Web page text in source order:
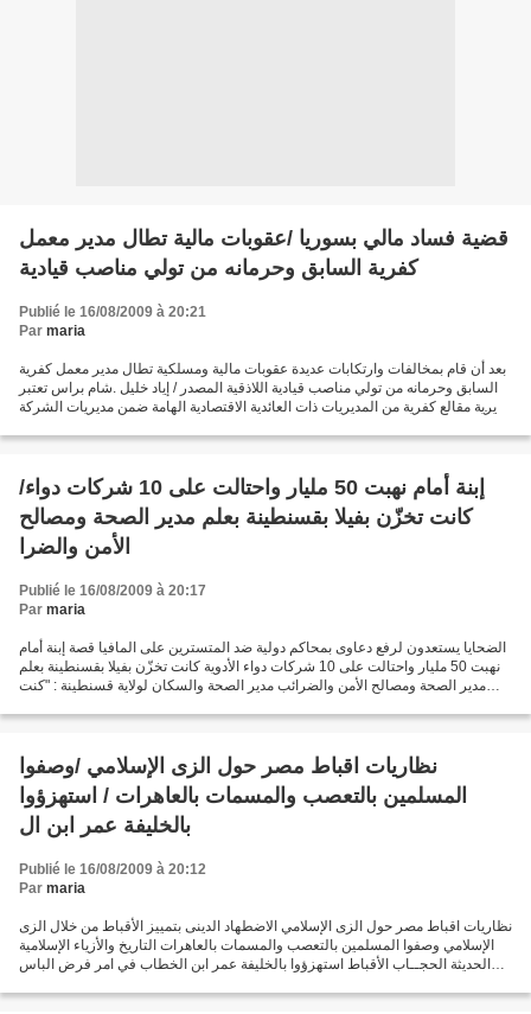
قضية فساد مالي بسوريا /عقوبات مالية تطال مدير معمل
كفرية السابق وحرمانه من تولي مناصب قيادية
Publié le 16/08/2009 à 20:21
Par maria
بعد أن قام بمخالفات وارتكابات عديدة عقوبات مالية ومسلكية تطال مدير معمل كفرية
السابق وحرمانه من تولي مناصب قيادية اللاذقية المصدر / إياد خليل .شام براس تعتبر
مديرية مقالع كفرية من المديريات ذات العائدية الاقتصادية الهامة ضمن مديريات الشركة
إبنة أمام نهبت 50 مليار واحتالت على 10 شركات دواء/
كانت تخزّن بفيلا بقسنطينة بعلم مدير الصحة ومصالح
الأمن والضرا
Publié le 16/08/2009 à 20:17
Par maria
الضحايا يستعدون لرفع دعاوى بمحاكم دولية ضد المتسترين على المافيا قصة إبنة أمام
نهبت 50 مليار واحتالت على 10 شركات دواء الأدوية كانت تخزّن بفيلا بقسنطينة بعلم
مدير الصحة ومصالح الأمن والضرائب مدير الصحة والسكان لولاية قسنطينة : "كنت
نظاريات اقباط مصر حول الزى الإسلامي /وصفوا
المسلمين بالتعصب والمسمات بالعاهرات / استهزؤوا
بالخليفة عمر ابن ال
Publié le 16/08/2009 à 20:12
Par maria
نظاريات اقباط مصر حول الزى الإسلامي الاضطهاد الدينى بتمييز الأقباط من خلال الزى
الإسلامي وصفوا المسلمين بالتعصب والمسمات بالعاهرات التاريخ والأزياء الإسلامية
الحديثة الحجــاب الأقباط استهزؤوا بالخليفة عمر ابن الخطاب في امر فرض الباس